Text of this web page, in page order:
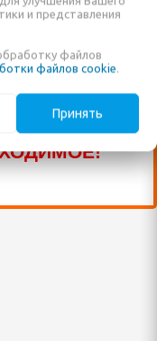
ДРУГИХ
КАТАЛОГ!
ИЛИ
ВАМ
и представления
файлов
файлов cookie.
Принять